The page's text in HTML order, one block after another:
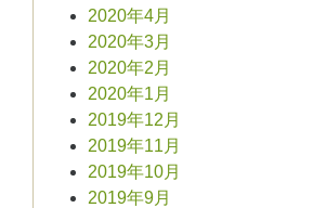
2020年4月
2020年3月
2020年2月
2020年1月
2019年12月
2019年11月
2019年10月
2019年9月